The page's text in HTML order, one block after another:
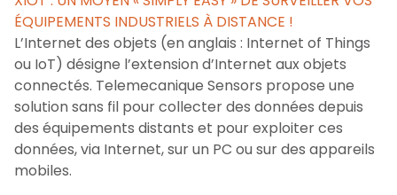
ÉQUIPEMENTS INDUSTRIELS À DISTANCE !
L’Internet des objets (en anglais : Internet of Things
ou IoT) désigne l’extension d’Internet aux objets
connectés. Telemecanique Sensors propose une
solution sans fil pour collecter des données depuis
des équipements distants et pour exploiter ces
données, via Internet, sur un PC ou sur des appareils
mobiles.